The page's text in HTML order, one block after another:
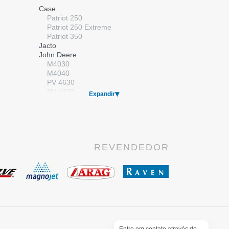
Válvulas Elétricas
Válvulas Manuais
Case
Patriot 250
Patriot 250 Extreme
Patriot 350
Jacto
John Deere
M4030
M4040
PV 4630
PV 4730
SP 2500 Premium
Stara
Gladiador
Imperador
Expandir
REVENDEDOR